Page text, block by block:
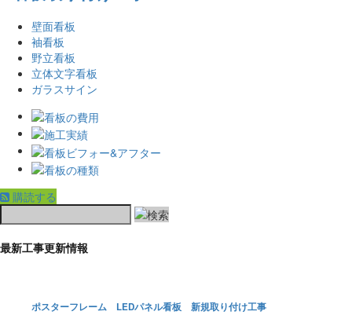
壁面看板
袖看板
野立看板
立体文字看板
ガラスサイン
購読する
最新工事更新情報
ポスターフレーム LEDパネル看板 新規取り付け工事